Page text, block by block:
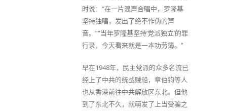
时说：“在一片混声合唱中，罗隆基
坚持独唱，发出了绝不作伪的声
音。”“当年罗隆基坚持‘党派独立’的罪
行录，今天看来就是一本功劳簿。”
早在1948年，民主党派的众多名流已
经上了中共的统战贼船，章伯钧等人
也从香港前往中共解放区东北。但他
到了东北不久，就萌发了上当受骗之